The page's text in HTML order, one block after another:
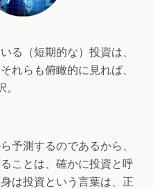
る（短期的な）投資は、
れらも俯瞰的に見れば、
予測するのであるから、
ことは、確かに投資と呼
は投資という言葉は、正